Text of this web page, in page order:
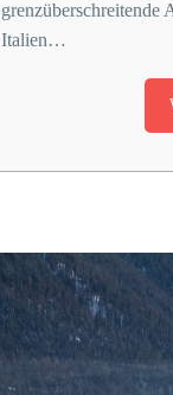
grenzüberschreitende
Italien…